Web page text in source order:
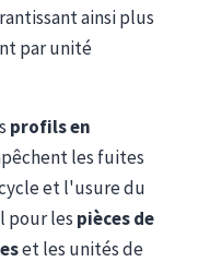
ainsi plus
par unité
profils en
les fuites
et l'usure du
pour les pièces de
et les unités de